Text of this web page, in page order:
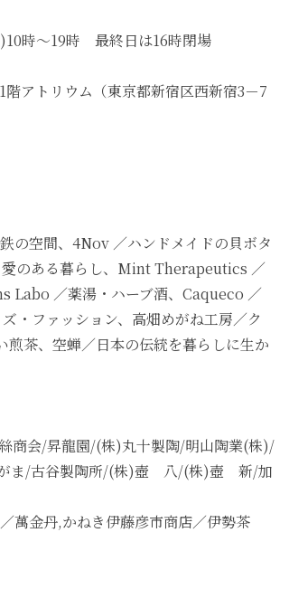
時～19時 最終日は16時閉場
1階アトリウム（東京都新宿区西新宿3－7
の空間、4Nov ／ハンドメイドの貝ボタ
のある暮らし、Mint Therapeutics ／
Labo ／薬湯・ハーブ酒、Caqueco ／
・ファッション、高畑めがね工房／ク
茶、空蝉／日本の伝統を暮らしに生か
商会/昇龍園/(株)丸十製陶/明山陶業(株)/
/古谷製陶所/(株)壺 八/(株)壺 新/加
萬金丹,かねき伊藤彦市商店／伊勢茶